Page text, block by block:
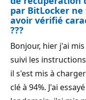
par BitLocker
avoir vérifié
???
Bonjour, hier j'ai
suivi les
il s'est mis à
clé à 94%. J'ai